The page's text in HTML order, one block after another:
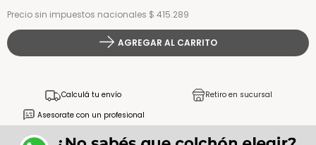
Precio sin impuestos nacionales $ 415.289
AGREGAR AL CARRITO
Calculá tu envío
Retiro en sucursal
Asesorate con un profesional